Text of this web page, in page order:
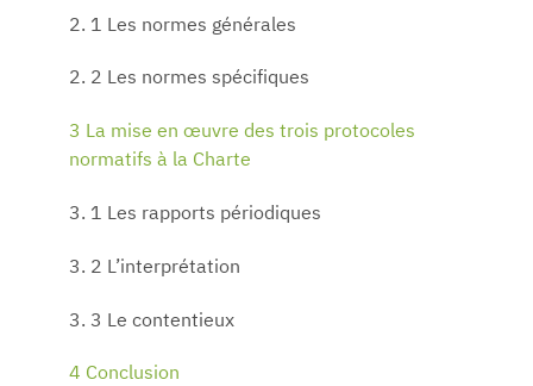
2. 1 Les normes générales
2. 2 Les normes spécifiques
3 La mise en œuvre des trois protocoles
normatifs à la Charte
3. 1 Les rapports périodiques
3. 2 L’interprétation
3. 3 Le contentieux
4 Conclusion